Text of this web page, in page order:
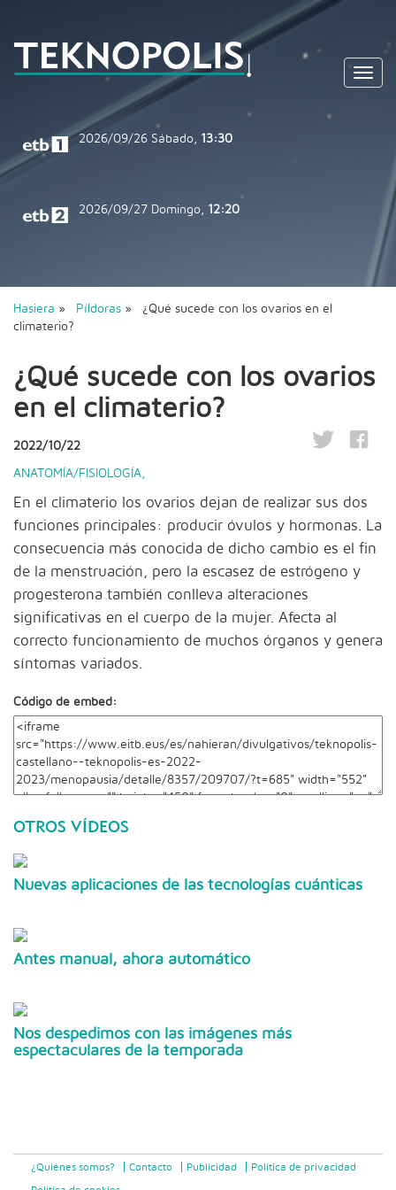
2026/09/26 Sábado, 13:30
2026/09/27 Domingo, 12:20
Hasiera » Píldoras » ¿Qué sucede con los ovarios en el
climaterio?
¿Qué sucede con los ovarios
en el climaterio?
2022/10/22
ANATOMÍA/FISIOLOGÍA
En el climaterio los ovarios dejan de realizar sus dos
funciones principales: producir óvulos y hormonas. La
consecuencia más conocida de dicho cambio es el fin
de la menstruación, pero la escasez de estrógeno y
progesterona también conlleva alteraciones
significativas en el cuerpo de la mujer. Afecta al
correcto funcionamiento de muchos órganos y genera
síntomas variados.
Código de embed:
OTROS VÍDEOS
Nuevas aplicaciones de las tecnologías cuánticas
Antes manual, ahora automático
Nos despedimos con las imágenes más
espectaculares de la temporada
¿Quiénes somos? Contacto Publicidad Politica de privacidad